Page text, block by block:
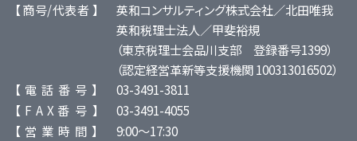
【 商号/代表者 】
英和コンサルティング株式会社／北田唯我
英和税理士法人／甲斐裕規
（東京税理士会品川支部 登録番号1399）
（認定経営革新等支援機関 100313016502）
【 電 話 番 号 】
03-3491-3811
【 F A X 番 号 】
03-3491-4055
【 営 業 時 間 】
9:00～17:30